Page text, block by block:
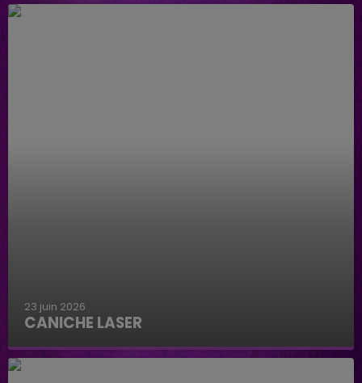
23 juin 2026
CANICHE LASER
Caniche Laser